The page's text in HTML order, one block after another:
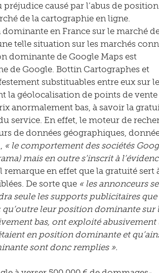
causé par l’abus de position
de la cartographie en ligne.
en France sur le marché
telle situation sur les marchés
dominante de Google Maps est
de Google. Bottin Cartographes et
substituables entre eux sur le
la géolocalisation de points de
anormalement bas, à savoir la
service. En effet, le moteur de
de données géographiques,
« le comportement des sociétés
mais en outre s’inscrit à
remarque en effet que la gratuité sert
De sorte que « les annonceurs
seule les supports publicitaires que
qu’outre leur position dominante sur
bas, ont exploité abusivement
en position dominante et
sont donc remplies ».